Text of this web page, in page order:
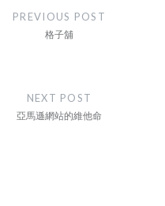
PREVIOUS POST
格子舖
NEXT POST
亞馬遜網站的維他命